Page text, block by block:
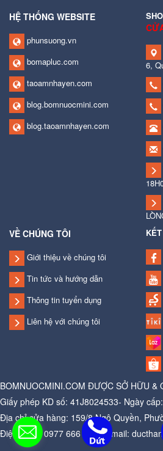
HỆ THỐNG WEBSITE
phunsuong.vn
bomapluc.com
taoamnhayen.com
blog.bomnuocmini.com
blog.taoamnhayen.com
6,
VỀ CHÚNG TÔI
Giới thiệu về chúng tôi
Tin tức và hướng dẫn
Thông tin tuyển dụng
Liên hệ với chúng tôi
BOMNUOCMINI.COM ĐƯỢC SỞ HỮU &
Giấy phép KD số: 41J8024533- Ngày
Địa chỉ cửa hàng: 159/8 Ngô Quyền,
Điện thoại: 0977 666 881 - Email: